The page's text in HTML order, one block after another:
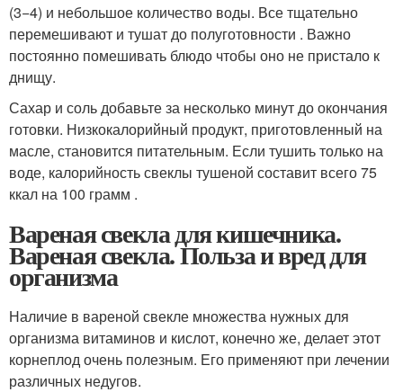
(3−4) и небольшое количество воды. Все тщательно
перемешивают и тушат до полуготовности . Важно
постоянно помешивать блюдо чтобы оно не пристало к
днищу.
Сахар и соль добавьте за несколько минут до окончания
готовки. Низкокалорийный продукт, приготовленный на
масле, становится питательным. Если тушить только на
воде, калорийность свеклы тушеной составит всего 75
ккал на 100 грамм .
Вареная свекла для кишечника.
Вареная свекла. Польза и вред для
организма
Наличие в вареной свекле множества нужных для
организма витаминов и кислот, конечно же, делает этот
корнеплод очень полезным. Его применяют при лечении
различных недугов.